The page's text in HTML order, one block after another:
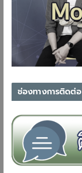
ช่องทางการติดต่อ